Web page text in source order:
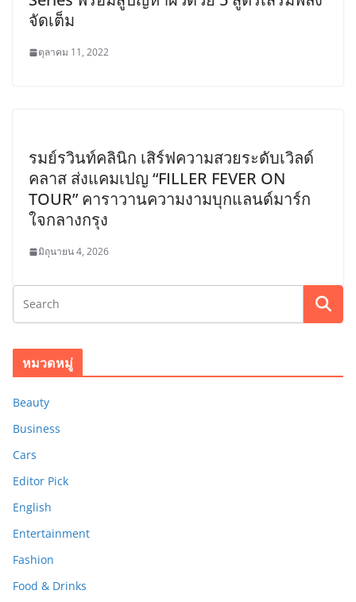
จัดเต็ม
ตุลาคม 11, 2022
รมย์รวินท์คลินิก เสิร์ฟความสวยระดับเวิลด์
คลาส ส่งแคมเปญ “FILLER FEVER ON
TOUR” คาราวานความงามบุกแลนด์มาร์ก
ใจกลางกรุง
มิถุนายน 4, 2026
หมวดหมู่
Beauty
Business
Cars
Editor Pick
English
Entertainment
Fashion
Food & Drinks